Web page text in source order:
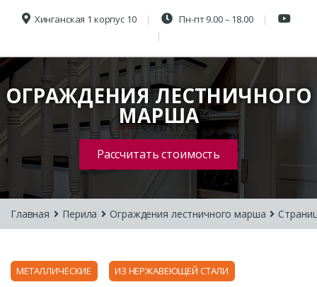
Хинганская 1 корпус 10 Пн-пт 9.00 – 18.00
ОГРАЖДЕНИЯ ЛЕСТНИЧНОГО
МАРША
Рассчитать стоимость
Главная Перила Ограждения лестничного марша
МЕТАЛЛИЧЕСКИЕ ИЗ НЕРЖАВЕЮЩЕЙ СТАЛИ